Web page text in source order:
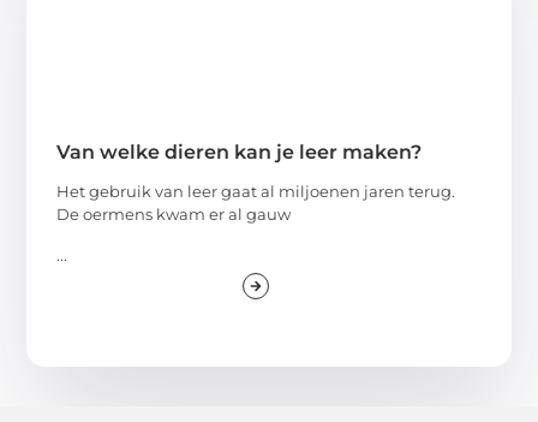
Van welke dieren kan je leer maken?
Het gebruik van leer gaat al miljoenen jaren terug.
De oermens kwam er al gauw
...